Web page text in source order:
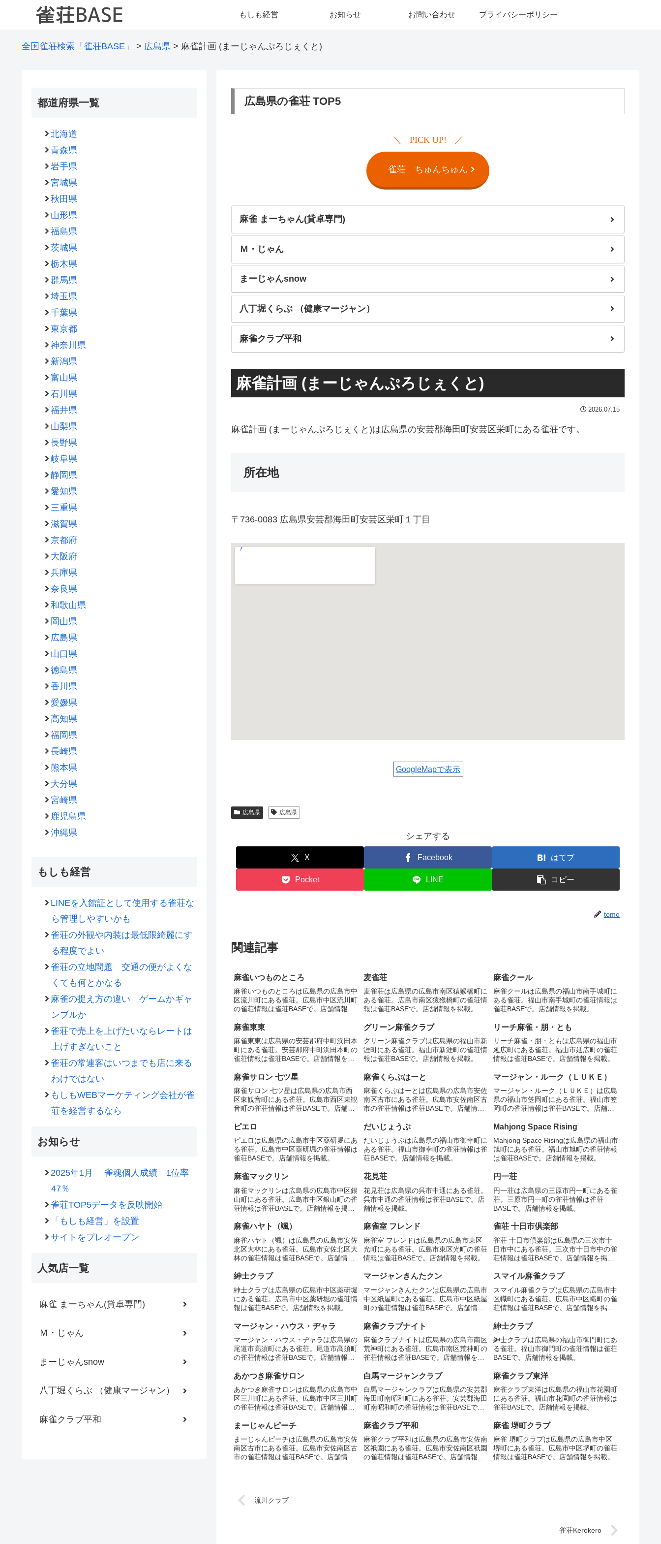
もしも経営 お知らせ お問い合わせ プライバシーポリシー
全国雀荘検索「雀荘BASE」 > 広島県 > 麻雀計画 (まーじゃんぷろじぇくと)
広島県の雀荘 TOP5
PICK UP!
雀荘 ちゅんちゅん
麻雀 まーちゃん(貸卓専門)
Ｍ・じゃん
まーじゃんsnow
八丁堀くらぶ （健康マージャン）
麻雀クラブ平和
麻雀計画 (まーじゃんぷろじぇくと)
2026.07.15
麻雀計画 (まーじゃんぷろじぇくと)は広島県の安芸郡海田町安芸区栄町にある雀荘です。
所在地
〒736-0083 広島県安芸郡海田町安芸区栄町１丁目
GoogleMapで表示
広島県 広島県
シェアする
X Facebook はてブ
Pocket LINE コピー
tomo
関連記事
麻雀いつものところ
麻雀いつものところは広島県の広島市中
区流川町にある雀荘。広島市中区流川町
の雀荘情報は雀荘BASEで。店舗情報を
麦雀荘
麦雀荘は広島県の広島市南区猿猴橋町に
ある雀荘。広島市南区猿猴橋町の雀荘情
報は雀荘BASEで。店舗情報を掲載。
麻雀クール
麻雀クールは広島県の福山市南手城町に
ある雀荘。福山市南手城町の雀荘情報は
雀荘BASEで。店舗情報を掲載。
麻雀東東
麻雀東東は広島県の安芸郡府中町浜田本
町にある雀荘。安芸郡府中町浜田本町の
雀荘情報は雀荘BASEで。店舗情報を掲
グリーン麻雀クラブ
グリーン麻雀クラブは広島県の福山市新
涯町にある雀荘。福山市新涯町の雀荘情
報は雀荘BASEで。店舗情報を掲載。
リーチ麻雀・朋・とも
リーチ麻雀・朋・ともは広島県の福山市
延広町にある雀荘。福山市延広町の雀荘
情報は雀荘BASEで。店舗情報を掲載。
麻雀サロン 七ツ星
麻雀サロン 七ツ星は広島県の広島市西
区東観音町にある雀荘。広島市西区東観
音町の雀荘情報は雀荘BASEで。店舗情
麻雀くらぶはーと
麻雀くらぶはーとは広島県の広島市安佐
南区古市にある雀荘。広島市安佐南区古
市の雀荘情報は雀荘BASEで。店舗情報
マージャン・ルーク（ＬＵＫＥ）
マージャン・ルーク（ＬＵＫＥ）は広島
県の福山市笠岡町にある雀荘。福山市笠
岡町の雀荘情報は雀荘BASEで。店舗情
ピエロ
ピエロは広島県の広島市中区薬研堀にあ
る雀荘。広島市中区薬研堀の雀荘情報は
雀荘BASEで。店舗情報を掲載。
だいじょうぶ
だいじょうぶは広島県の福山市御幸町に
ある雀荘。福山市御幸町の雀荘情報は雀
荘BASEで。店舗情報を掲載。
Mahjong Space Rising
Mahjong Space Risingは広島県の福山市
旭町にある雀荘。福山市旭町の雀荘情報
は雀荘BASEで。店舗情報を掲載。
麻雀マックリン
麻雀マックリンは広島県の広島市中区銀
山町にある雀荘。広島市中区銀山町の雀
荘情報は雀荘BASEで。店舗情報を掲
花見荘
花見荘は広島県の呉市中通にある雀荘。
呉市中通の雀荘情報は雀荘BASEで。店
舗情報を掲載。
円一荘
円一荘は広島県の三原市円一町にある雀
荘。三原市円一町の雀荘情報は雀荘
BASEで。店舗情報を掲載。
麻雀ハヤト（颯）
麻雀ハヤト（颯）は広島県の広島市安佐
北区大林にある雀荘。広島市安佐北区大
林の雀荘情報は雀荘BASEで。店舗情報
麻雀室 フレンド
麻雀室 フレンドは広島県の広島市東区
光町にある雀荘。広島市東区光町の雀荘
情報は雀荘BASEで。店舗情報を掲載。
雀荘 十日市倶楽部
雀荘 十日市倶楽部は広島県の三次市十
日市中にある雀荘。三次市十日市中の雀
荘情報は雀荘BASEで。店舗情報を掲
紳士クラブ
紳士クラブは広島県の広島市中区薬研堀
にある雀荘。広島市中区薬研堀の雀荘情
報は雀荘BASEで。店舗情報を掲載。
マージャンきんたクン
マージャンきんたクンは広島県の広島市
中区紙屋町にある雀荘。広島市中区紙屋
町の雀荘情報は雀荘BASEで。店舗情報
スマイル麻雀クラブ
スマイル麻雀クラブは広島県の広島市中
区幟町にある雀荘。広島市中区幟町の雀
荘情報は雀荘BASEで。店舗情報を掲
マージャン・ハウス・ヂャラ
マージャン・ハウス・ヂャラは広島県の
尾道市高須町にある雀荘。尾道市高須町
の雀荘情報は雀荘BASEで。店舗情報を
麻雀クラブナイト
麻雀クラブナイトは広島県の広島市南区
荒神町にある雀荘。広島市南区荒神町の
雀荘情報は雀荘BASEで。店舗情報を掲
紳士クラブ
紳士クラブは広島県の福山市御門町にあ
る雀荘。福山市御門町の雀荘情報は雀荘
BASEで。店舗情報を掲載。
あかつき麻雀サロン
あかつき麻雀サロンは広島県の広島市中
区三川町にある雀荘。広島市中区三川町
の雀荘情報は雀荘BASEで。店舗情報を
白馬マージャンクラブ
白馬マージャンクラブは広島県の安芸郡
海田町南昭和町にある雀荘。安芸郡海田
町南昭和町の雀荘情報は雀荘BASEで。
麻雀クラブ東洋
麻雀クラブ東洋は広島県の福山市花園町
にある雀荘。福山市花園町の雀荘情報は
雀荘BASEで。店舗情報を掲載。
まーじゃんピーチ
まーじゃんピーチは広島県の広島市安佐
南区古市にある雀荘。広島市安佐南区古
市の雀荘情報は雀荘BASEで。店舗情報
麻雀クラブ平和
麻雀クラブ平和は広島県の広島市安佐南
区祇園にある雀荘。広島市安佐南区祇園
の雀荘情報は雀荘BASEで。店舗情報を
麻雀 堺町クラブ
麻雀 堺町クラブは広島県の広島市中区
堺町にある雀荘。広島市中区堺町の雀荘
情報は雀荘BASEで。店舗情報を掲載。
流川クラブ
雀荘Kerokero
都道府県一覧
北海道
青森県
岩手県
宮城県
秋田県
山形県
福島県
茨城県
栃木県
群馬県
埼玉県
千葉県
東京都
神奈川県
新潟県
富山県
石川県
福井県
山梨県
長野県
岐阜県
静岡県
愛知県
三重県
滋賀県
京都府
大阪府
兵庫県
奈良県
和歌山県
岡山県
広島県
山口県
徳島県
香川県
愛媛県
高知県
福岡県
長崎県
熊本県
大分県
宮崎県
鹿児島県
沖縄県
もしも経営
LINEを入館証として使用する雀荘な
ら管理しやすいかも
雀荘の外観や内装は最低限綺麗にす
る程度でよい
雀荘の立地問題 交通の便がよくな
くても何とかなる
麻雀の捉え方の違い ゲームかギャ
ンブルか
雀荘で売上を上げたいならレートは
上げすぎないこと
雀荘の常連客はいつまでも店に来る
わけではない
もしもWEBマーケティング会社が雀
荘を経営するなら
お知らせ
2025年1月 雀魂個人成績 1位率
47％
雀荘TOP5データを反映開始
「もしも経営」を設置
サイトをプレオープン
人気店一覧
麻雀 まーちゃん(貸卓専門)
Ｍ・じゃん
まーじゃんsnow
八丁堀くらぶ （健康マージャン）
麻雀クラブ平和